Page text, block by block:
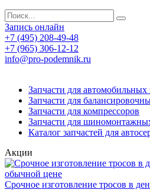
Запись онлайн
+7 (495) 208-49-48
+7 (965) 306-12-12
info@pro-podemnik.ru
Запчасти для
Запчасти для
Запчасти для компрессоров
Запчасти для
Каталог запчастей для
Акции
Срочное изготовление тросов в